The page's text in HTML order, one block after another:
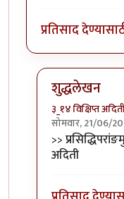
प्रतिसाद
शुद्धलेखन
३_१४ विक्षिप्त
सोमवार, 21/06/
In reply to
>>
अदिती